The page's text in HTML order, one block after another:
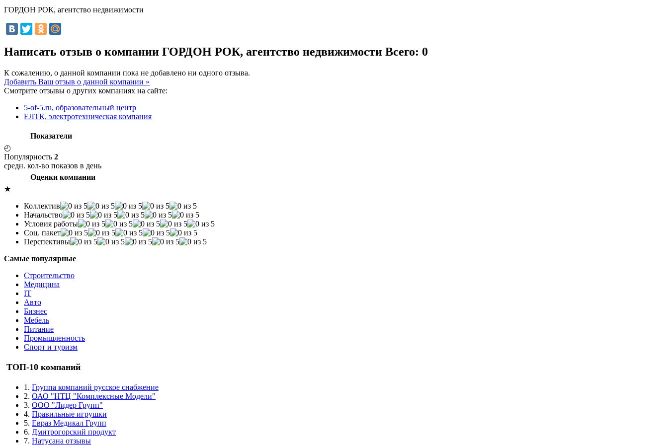
ГОРДОН РОК, агентство недвижимости
Написать отзыв о компании ГОРДОН РОК, агентство недвижимости Всего: 0
К сожалению, о данной компании пока не добавлено ни одного отзыва.
Добавить Ваш отзыв о данной компании »
Смотрите отзывы о других компаниях на сайте:
5-of-5.ru, образовательный центр
ЕЛТК, электротехническая компания
Показатели
◴
Популярность 2
средн. кол-во показов в день
Оценки компании
★
Коллектив
Начальство
Условия работы
Соц. пакет
Перспективы
Самые популярные
Строительство
Медицина
IT
Авто
Бизнес
Мебель
Питание
Промышленность
Спорт и туризм
ТОП-10 компаний
1. Группа компаний русское снабжение
2. ОАО "НТЦ "Комплексные Модели"
3. ООО "Лидер Групп"
4. Правильные игрушки
5. Евраз Медикал Групп
6. Дмитрогорский продукт
7. Натусана отзывы